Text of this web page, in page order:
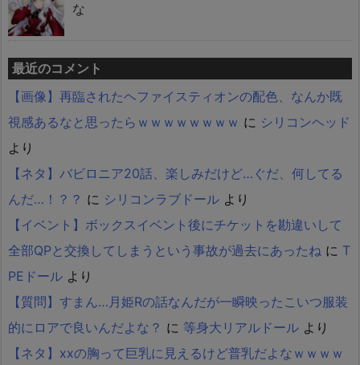
な
最近のコメント
【画像】再臨されたヘファイスティオンの配色、なんか既
視感あるなと思ったらｗｗｗｗｗｗｗｗ に シリコンヘッド
より
【ネタ】バビロニア20話、楽しみだけど…ぐだ、何してる
んだ…！？？ に シリコンラブドール より
【イベント】ボックスイベント後にチケットを勘違いして
全部QPと交換してしまうという事故が過去にあったね に T
PEドール より
【質問】すまん…月姫Rの話なんだが一瞬映ったこいつ服装
的にロアで良いんだよな？ に 等身大リアルドール より
【ネタ】xxの胸って巨乳に見えるけど普乳だよなｗｗｗｗ